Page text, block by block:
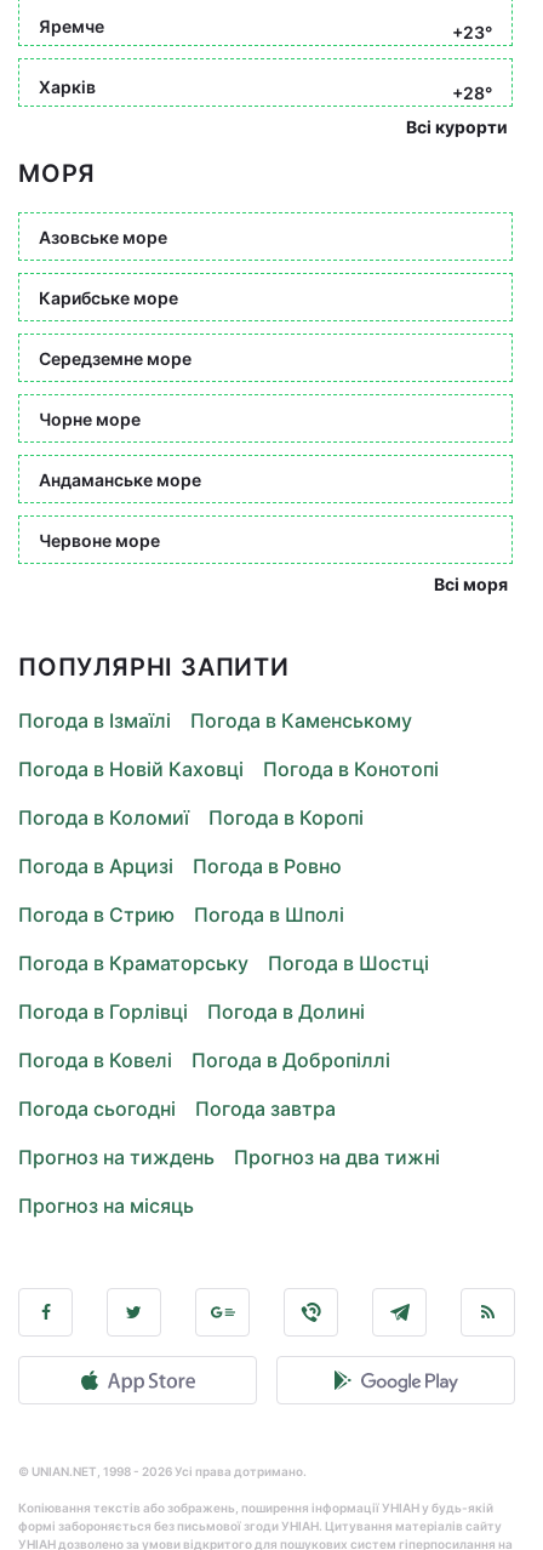
Яремче +23°
Харків
+28°
Всі курорти
МОРЯ
Азовське море
Карибське море
Середземне море
Чорне море
Андаманське море
Червоне море
Всі моря
ПОПУЛЯРНІ ЗАПИТИ
Погода в Ізмаїлі
Погода в Каменському
Погода в Новій Каховці
Погода в Конотопі
Погода в Коломиї
Погода в Коропі
Погода в Арцизі
Погода в Ровно
Погода в Стрию
Погода в Шполі
Погода в Краматорську
Погода в Шостці
Погода в Горлівці
Погода в Долині
Погода в Ковелі
Погода в Добропіллі
Погода сьогодні
Погода завтра
Прогноз на тиждень
Прогноз на два тижні
Прогноз на місяць
© UNIAN.NET, 1998 - 2026 Усі права дотримано.
Копіювання текстів або зображень, поширення інформації УНІАН у будь-якій
формі забороняється без письмової згоди УНІАН. Цитування матеріалів сайту
УНІАН дозволено за умови відкритого для пошукових систем гіперпосилання на